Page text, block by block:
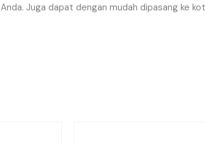
Anda. Juga dapat dengan mudah dipasang ke